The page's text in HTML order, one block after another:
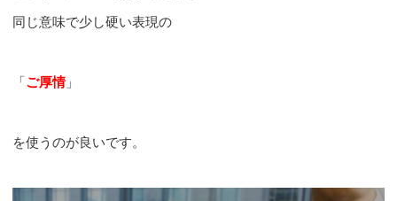
同じ意味で少し硬い表現の
「ご厚情 」
を使うのが良いです。